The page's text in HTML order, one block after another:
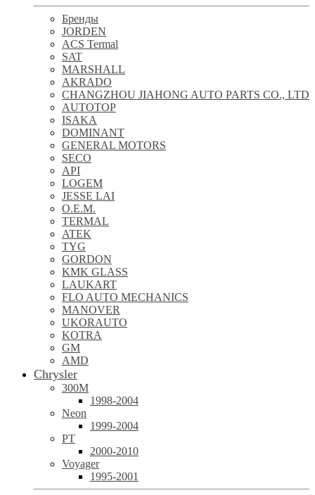
Бренды
JORDEN
ACS Termal
SAT
MARSHALL
AKRADO
CHANGZHOU JIAHONG AUTO PARTS CO., LTD
AUTOTOP
ISAKA
DOMINANT
GENERAL MOTORS
SECO
API
LOGEM
JESSE LAI
O.E.M.
TERMAL
ATEK
TYG
GORDON
KMK GLASS
LAUKART
FLO AUTO MECHANICS
MANOVER
UKORAUTO
KOTRA
GM
AMD
Chrysler
300M
1998-2004
Neon
1999-2004
PT
2000-2010
Voyager
1995-2001